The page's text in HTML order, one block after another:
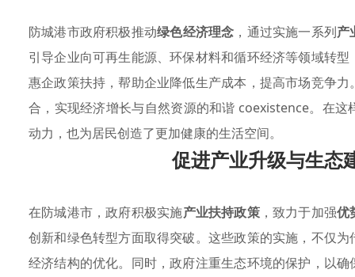
防城港市政府积极推动绿色经济理念 ，通过实施一系列产
引导企业向可再生能源、环保材料和循环经济等领域转
惠企政策扶持，帮助企业降低生产成本，提高市场竞争
合，实现经济增长与自然资源的和谐 coexistence。在
动力，也为居民创造了更加健康的生活空间。
促进产业升级与生态
在防城港市，政府积极实施产业扶持政策，致力于加强优
创新和绿色转型方面取得突破。这些政策的实施，不仅
经济结构的优化。同时，政府注重生态环境的保护，以